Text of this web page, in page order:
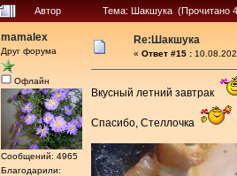
Автор Тема: Шакшука (Прочитано
mamalex
Друг форума
Офлайн
Сообщений: 4965
Благодарили:
Re:Шакшука
« Ответ #15 :
Вкусный летний завтрак
Спасибо, Стеллочка